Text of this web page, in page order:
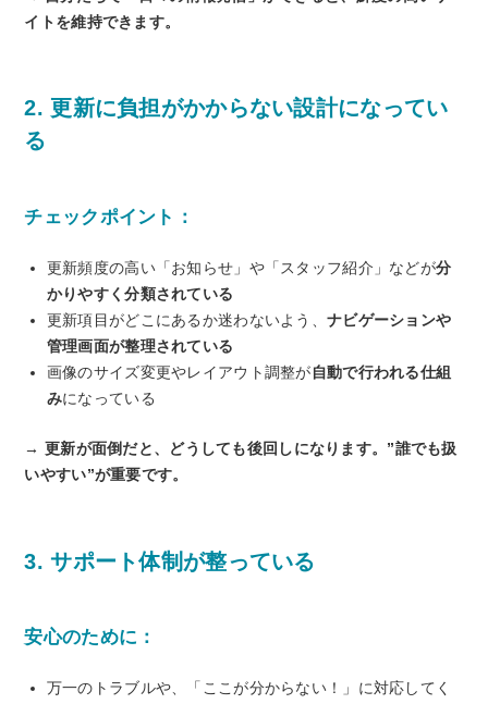
イトを維持できます。
2. 更新に負担がかからない設計になってい
る
チェックポイント：
更新頻度の高い「お知らせ」や「スタッフ紹介」などが分
かりやすく分類されている
更新項目がどこにあるか迷わないよう、 ナビゲーションや
管理画面が整理されている
画像のサイズ変更やレイアウト調整が 自動で行われる仕組
みになっている
→ 更新が面倒だと、どうしても後回しになります。”誰でも扱
いやすい”が重要です。
3. サポート体制が整っている
安心のために：
万一のトラブルや、「ここが分からない！」に対応してく